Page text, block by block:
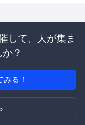
して、人が集ま
？
る！